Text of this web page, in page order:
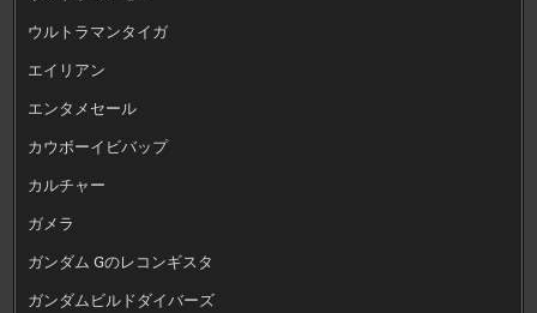
ウルトラマンタイガ
エイリアン
エンタメセール
カウボーイビバップ
カルチャー
ガメラ
ガンダム Gのレコンギスタ
ガンダムビルドダイバーズ